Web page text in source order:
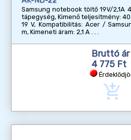
Samsung notebook töltő 19V/2,1A
tápegység, Kimenő teljesítmény:
19 V, Kompatibilitás: Acer /
m, Kimeneti áram: 2,1 A
Bruttó ár
4 775 Ft
add_shopping_cart